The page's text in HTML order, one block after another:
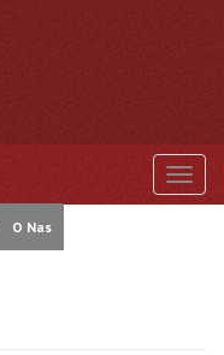
O Nas